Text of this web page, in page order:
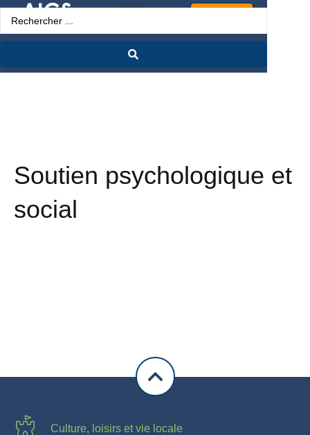
Soutien psychologique et
social
Culture, loisirs et vie locale